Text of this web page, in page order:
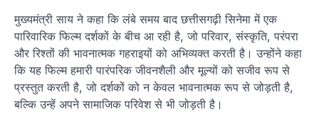
मुख्यमंत्री साय ने कहा कि लंबे समय बाद छत्तीसगढ़ी सिनेमा में एक
पारिवारिक फिल्म दर्शकों के बीच आ रही है, जो परिवार, संस्कृति, परंपरा
और रिश्तों की भावनात्मक गहराइयों को अभिव्यक्त करती है। उन्होंने कहा
कि यह फिल्म हमारी पारंपरिक जीवनशैली और मूल्यों को सजीव रूप से
प्रस्तुत करती है, जो दर्शकों को न केवल भावनात्मक रूप से जोड़ती है,
बल्कि उन्हें अपने सामाजिक परिवेश से भी जोड़ती है।